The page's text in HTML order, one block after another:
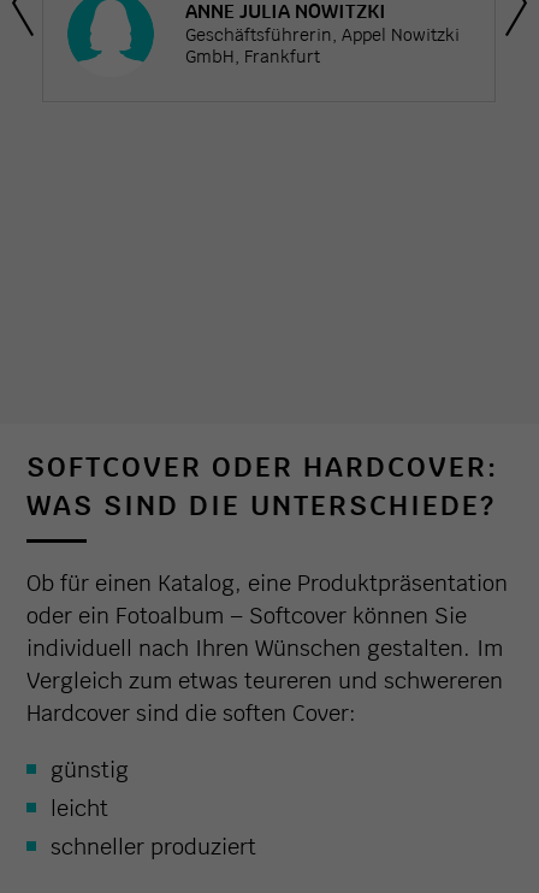
schnelle Lieferung, das nächste Projekt
kommt bestimmt ;).“
SOFTCOVER ODER HARDCOVER:
WAS SIND DIE UNTERSCHIEDE?
Ob für einen Katalog, eine Produktpräsentation
oder ein Fotoalbum – Softcover können Sie
individuell nach Ihren Wünschen gestalten. Im
Vergleich zum etwas teureren und schwereren
Hardcover sind die soften Cover:
günstig
leicht
schneller produziert